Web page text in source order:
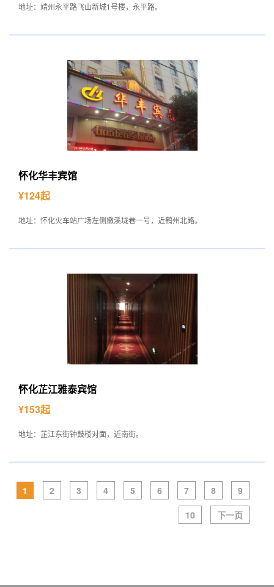
地址：靖州永平路飞山新城1号楼，永平路。
怀化华丰宾馆
¥124起
地址：怀化火车站广场左侧嫩溪垅巷一号，近鹤州北路。
怀化芷江雅泰宾馆
¥153起
地址：芷江东街钟鼓楼对面，近南街。
1 2 3 4 5 6 7 8
9
10
下一页